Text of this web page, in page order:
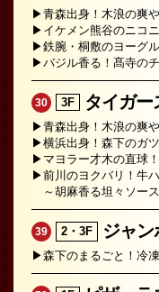
▶青森出身！木浪の爽
▶イケメン熊谷のニコ
▶鉄腕・桐敷のヨーグ
▶バジル香る！髙寺の
30 3F タイガー
▶青森出身！木浪の爽
▶横浜出身！森下のガ
▶マヨラー才木の直球
▶前川のヨクバリ！牛
～胡麻香る坦々ソー
39 2・3F ジャン
▶森下のまるごと！冷